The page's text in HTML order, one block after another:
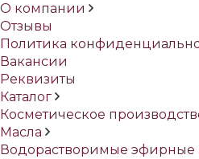
О компании
Отзывы
Политика
Вакансии
Реквизиты
Каталог
Косметическое
Масла
Водорастворимые эфирные